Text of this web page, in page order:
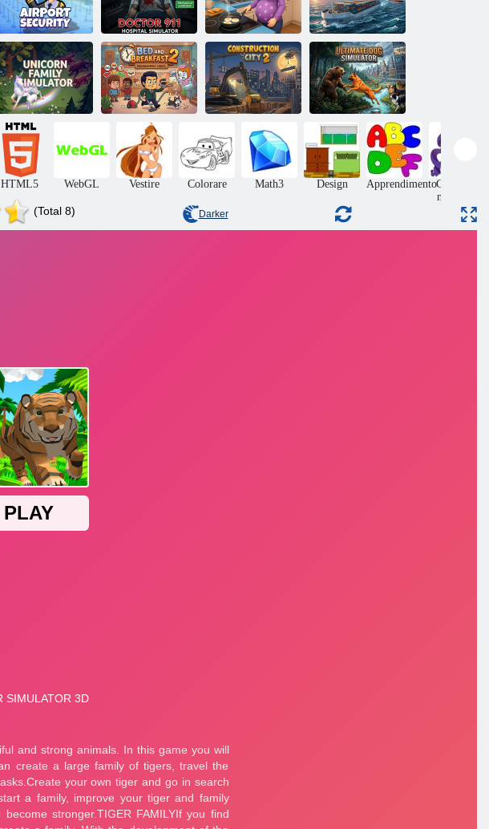
Sicurezza
aeroportuale
Simulatore
dell'ospedale del
Dottor 911
Bloom Within:
un simulatore di
vita
Simulatore di
navi
Simulatore di
famiglia di
unicorni
Pernottamento e
prima colazione
2
Città di
costruzione 2
Simulatore di
cani definitivo
HTML5 WebGL Vestire Colorare Math3 Design ApprendimentoGiochi di
memoria
(Total 8) Darker